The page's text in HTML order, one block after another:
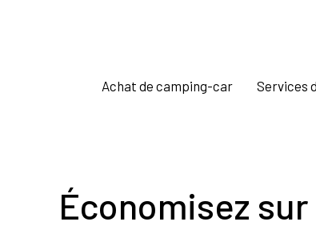
Achat de camping-car Services
Économisez